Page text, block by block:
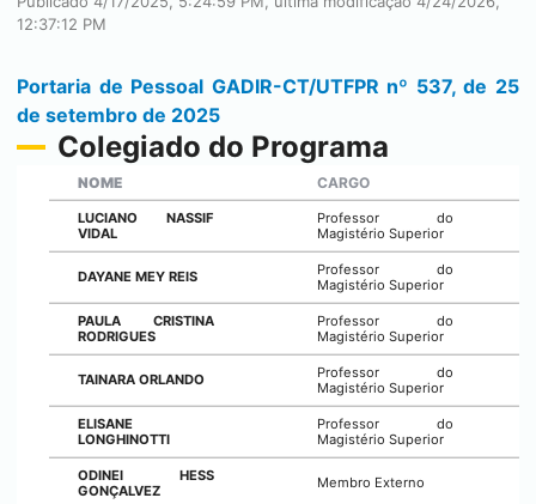
12:37:12 PM
Portaria de Pessoal GADIR-CT/UTFPR nº 537, de 25
de setembro de 2025
Colegiado do Programa
NOME CARGO
LUCIANO NASSIF
VIDAL
Professor do
Magistério Superior
DAYANE MEY REIS
Professor do
Magistério Superior
PAULA CRISTINA
RODRIGUES
Professor do
Magistério Superior
TAINARA ORLANDO
Professor do
Magistério Superior
ELISANE
LONGHINOTTI
Professor do
Magistério Superior
ODINEI HESS
GONÇALVEZ
Membro Externo